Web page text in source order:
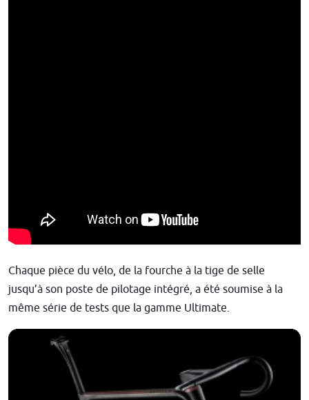
Chaque pièce du vélo, de la fourche à la tige de selle
jusqu’à son poste de pilotage intégré, a été soumise à la
même série de tests que la gamme Ultimate.